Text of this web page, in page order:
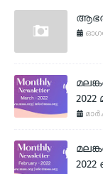
2022